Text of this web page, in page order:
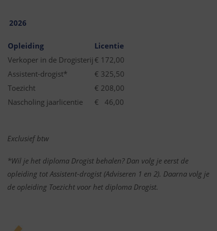
2026
Opleiding
Licentie
Verkoper in de Drogisterij€ 172,00
Assistent-drogist*
€ 325,50
Toezicht
€ 208,00
Nascholing jaarlicentie
€ 46,00
Exclusief btw
*Wil je het diploma Drogist behalen? Dan volg je eerst de
opleiding tot Assistent-drogist (Adviseren 1 en 2). Daarna volg je
de opleiding Toezicht voor het diploma Drogist.